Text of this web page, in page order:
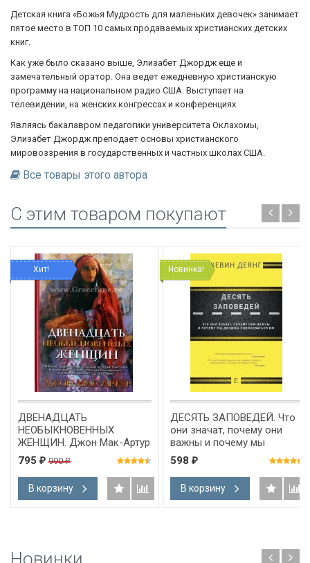
Детская книга «Божья Мудрость для маленьких девочек» занимает
пятое место в ТОП 10 самых продаваемых христианских детских
книг.
Как уже было сказано выше, Элизабет Джордж еще и
замечательный оратор. Она ведет ежедневную христианскую
программу на национальном радио США. Выступает на
телевидении, на женских конгрессах и конференциях.
Являясь бакалавром педагогики университета Оклахомы,
Элизабет Джордж преподает основы христианского
мировоззрения в государственных и частных школах США.
Все товары этого автора
C этим товаром покупают
Хит!
ДВЕНАДЦАТЬ
НЕОБЫКНОВЕННЫХ
ЖЕНЩИН. Джон Мак-Артур
795 ₽ 990₽
В корзину
Новинка!
ДЕСЯТЬ ЗАПОВЕДЕЙ. Что
они значат, почему они
важны и почему мы
должны повиноваться им.
Кевин Деянг
598 ₽
В корзину
Новинки